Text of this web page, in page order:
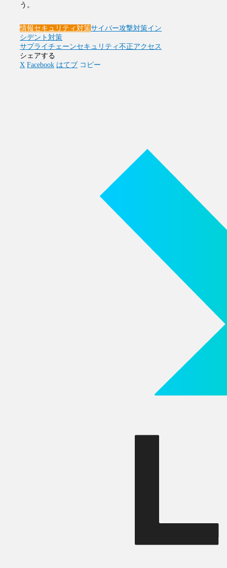
う。
情報セキュリティ対策サイバー攻撃対策イン
シデント対策
サプライチェーンセキュリティ不正アクセス
シェアする
X Facebook はてブ コピー